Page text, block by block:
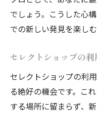
リット
新たなスタイ
ショップ巡り
ピレーション
巡り歩いて見
ンアイデンテ
でしょう。こうした心
での新しい発見を楽し
セレクトショップの
セレクトショップの利
る絶好の機会です。こ
する場所に留まらず、